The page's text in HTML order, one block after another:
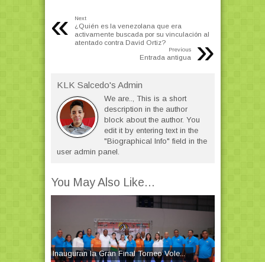
« Next
¿Quién es la venezolana que era
activamente buscada por su vinculación al
atentado contra David Ortiz?
»
Previous
Entrada antigua
KLK Salcedo's Admin
We are.., This is a short
description in the author
block about the author. You
edit it by entering text in the
"Biographical Info" field in the
user admin panel.
You May Also Like...
Inauguran la Gran Final Torneo Vole...